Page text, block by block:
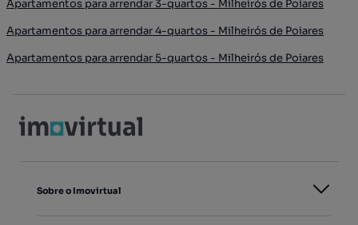
Apartamentos para arrendar 3-quartos - Milheirós de Poiares
Apartamentos para arrendar 4-quartos - Milheirós de Poiares
Apartamentos para arrendar 5-quartos - Milheirós de Poiares
Sobre o Imovirtual